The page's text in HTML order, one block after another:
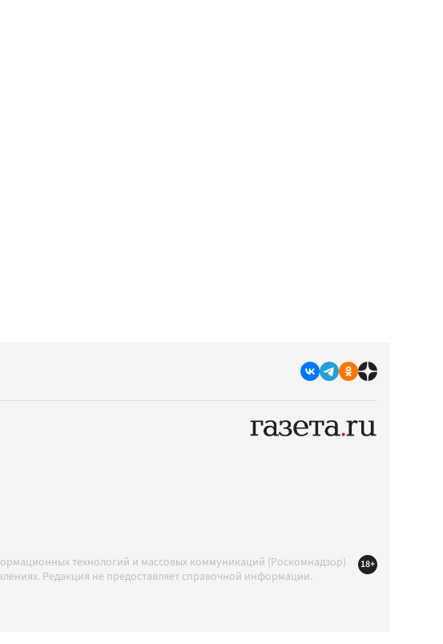
технологий и массовых коммуникаций (Роскомнадзор)
Редакция не предоставляет справочной информации.
18+